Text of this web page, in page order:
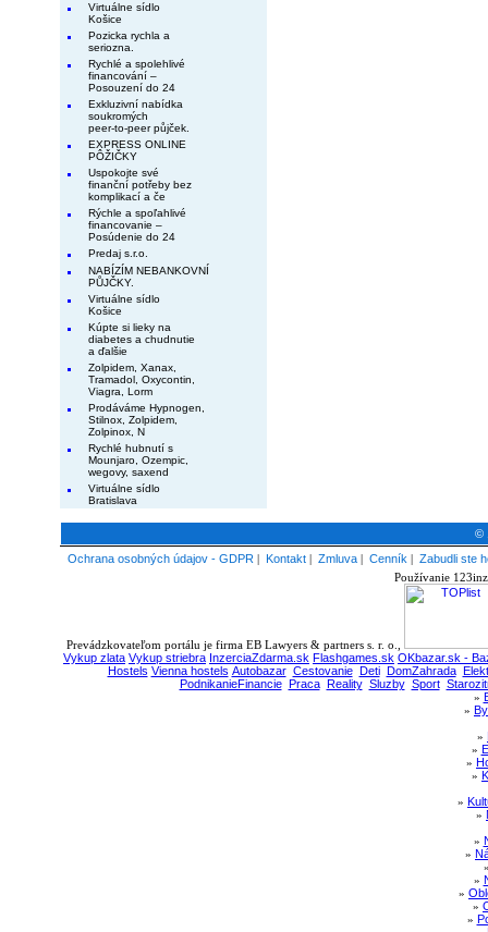
Virtuálne sídlo
Košice
Pozicka rychla a
seriozna.
Rychlé a spolehlivé
financování –
Posouzení do 24
Exkluzivní nabídka
soukromých
peer-to-peer půjček.
EXPRESS ONLINE
PÔŽIČKY
Uspokojte své
finanční potřeby bez
komplikací a če
Rýchle a spoľahlivé
financovanie –
Posúdenie do 24
Predaj s.r.o.
NABÍZÍM NEBANKOVNÍ
PŮJČKY.
Virtuálne sídlo
Košice
Kúpte si lieky na
diabetes a chudnutie
a ďalšie
Zolpidem, Xanax,
Tramadol, Oxycontin,
Viagra, Lorm
Prodáváme Hypnogen,
Stilnox, Zolpidem,
Zolpinox, N
Rychlé hubnutí s
Mounjaro, Ozempic,
wegovy, saxend
Virtuálne sídlo
Bratislava
©
Ochrana osobných údajov - GDPR | Kontakt | Zmluva | Cenník | Zabudli ste
Používanie
Prevádzkovateľom portálu je firma EB Lawyers & partners s. r. o.,
Vykup zlata Vykup striebra InzerciaZdarma.sk Flashgames.sk OKbazar.sk -
Hostels Vienna hostels Autobazar Cestovanie Deti DomZahrada
PodnikanieFinancie Praca Reality Sluzby Sport
»
»
»
»
»
»
»
»
»
»
»
»
»
»